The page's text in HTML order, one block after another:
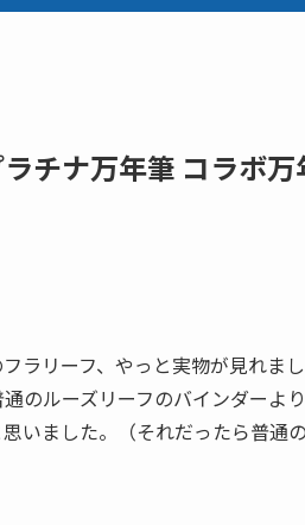
チナ万年筆 コラボ万
ラリーフ、やっと実物が見れまし
のルーズリーフのバインダーよ
いました。（それだったら普通